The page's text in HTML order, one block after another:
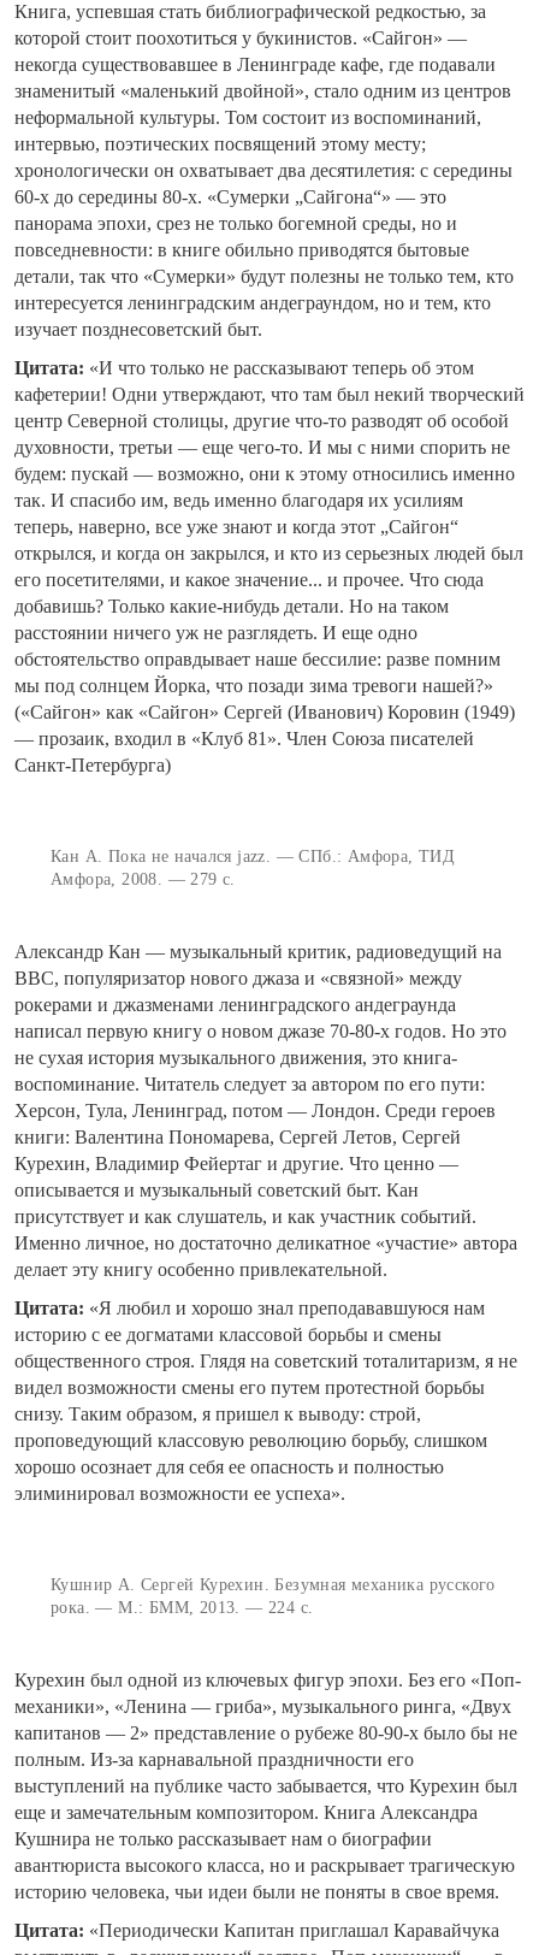
Книга, успевшая стать библиографической редкостью, за
которой стоит поохотиться у букинистов. «Сайгон» —
некогда существовавшее в Ленинграде кафе, где подавали
знаменитый «маленький двойной», стало одним из центров
неформальной культуры. Том состоит из воспоминаний,
интервью, поэтических посвящений этому месту;
хронологически он охватывает два десятилетия: с середины
60-х до середины 80-х. «Сумерки „Сайгона“» — это
панорама эпохи, срез не только богемной среды, но и
повседневности: в книге обильно приводятся бытовые
детали, так что «Сумерки» будут полезны не только тем, кто
интересуется ленинградским андеграундом, но и тем, кто
изучает позднесоветский быт.
Цитата: «И что только не рассказывают теперь об этом
кафетерии! Одни утверждают, что там был некий творческий
центр Северной столицы, другие что-то разводят об особой
духовности, третьи — еще чего-то. И мы с ними спорить не
будем: пускай — возможно, они к этому относились именно
так. И спасибо им, ведь именно благодаря их усилиям
теперь, наверно, все уже знают и когда этот „Сайгон“
открылся, и когда он закрылся, и кто из серьезных людей был
его посетителями, и какое значение... и прочее. Что сюда
добавишь? Только какие-нибудь детали. Но на таком
расстоянии ничего уж не разглядеть. И еще одно
обстоятельство оправдывает наше бессилие: разве помним
мы под солнцем Йорка, что позади зима тревоги нашей?»
(«Сайгон» как «Сайгон» Сергей (Иванович) Коровин (1949)
— прозаик, входил в «Клуб 81». Член Союза писателей
Санкт-Петербурга)
Кан А. Пока не начался jazz. — СПб.: Амфора, ТИД
Амфора, 2008. — 279 с.
Александр Кан — музыкальный критик, радиоведущий на
ВВС, популяризатор нового джаза и «связной» между
рокерами и джазменами ленинградского андеграунда
написал первую книгу о новом джазе 70-80-х годов. Но это
не сухая история музыкального движения, это книга-
воспоминание. Читатель следует за автором по его пути:
Херсон, Тула, Ленинград, потом — Лондон. Среди героев
книги: Валентина Пономарева, Сергей Летов, Сергей
Курехин, Владимир Фейертаг и другие. Что ценно —
описывается и музыкальный советский быт. Кан
присутствует и как слушатель, и как участник событий.
Именно личное, но достаточно деликатное «участие» автора
делает эту книгу особенно привлекательной.
Цитата: «Я любил и хорошо знал преподававшуюся нам
историю с ее догматами классовой борьбы и смены
общественного строя. Глядя на советский тоталитаризм, я не
видел возможности смены его путем протестной борьбы
снизу. Таким образом, я пришел к выводу: строй,
проповедующий классовую революцию борьбу, слишком
хорошо осознает для себя ее опасность и полностью
элиминировал возможности ее успеха».
Кушнир А. Сергей Курехин. Безумная механика русского
рока. — М.: БММ, 2013. — 224 с.
Курехин был одной из ключевых фигур эпохи. Без его «Поп-
механики», «Ленина — гриба», музыкального ринга, «Двух
капитанов — 2» представление о рубеже 80-90-х было бы не
полным. Из-за карнавальной праздничности его
выступлений на публике часто забывается, что Курехин был
еще и замечательным композитором. Книга Александра
Кушнира не только рассказывает нам о биографии
авантюриста высокого класса, но и раскрывает трагическую
историю человека, чьи идеи были не поняты в свое время.
Цитата: «Периодически Капитан приглашал Каравайчука